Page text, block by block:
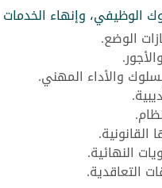
الوظيفي، وإنهاء الخدمات
الوضع.
والأداء المهني.
النهائية.
التعاقدية.